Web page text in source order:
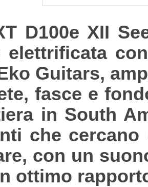
D100e XII
elettrificata
Guitars,
fasce e
in South
che
con un
ottimo